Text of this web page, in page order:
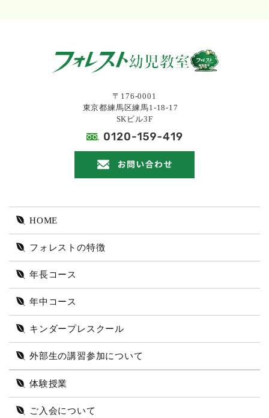
2021/11/29
早 本年度は１０倍を超える倍率の中、なんと内
部生は９名中６名が合格！！ 非常に高い合格
本年度は、学芸大大泉ではこれまで行われていた
第３次の最終の抽選が無くなり、２次考査が最終
児教室の内部生 ８名が学芸大大泉を受験中 ５
名が合格となりました。また学芸大竹早では１名
の受験者が合格
これまで培った力が如何に大切か、ということ
を感じ、合格の喜びをかみしめました。
詳細をご覧下さい
もっと見る
〒176-0001
東京都練馬区練馬1-18-17
SKビル3F
HOME
フォレストの特徴
年長コース
年中コース
キンダープレスクール
外部生の講習参加について
体験授業
ご入会について